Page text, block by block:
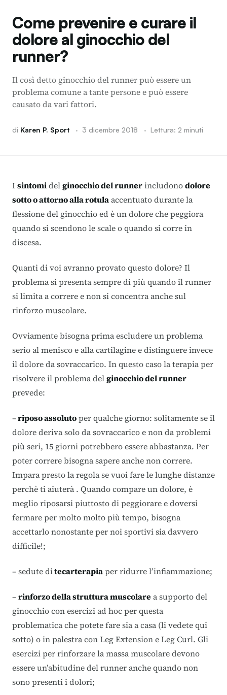
Come prevenire e curare il
dolore al ginocchio del
runner?
Il così detto ginocchio del runner può essere un
problema comune a tante persone e può essere
causato da vari fattori.
di Karen P. Sport · 3 dicembre 2018 · Lettura: 2 minuti
Isintomidelginocchio del runnerincludonodolore
sotto o attorno alla rotulaaccentuato durante la
flessione del ginocchio ed è un dolore che peggiora
quando si scendono le scale o quando si corre in
discesa.
Quanti di voi avranno provato questo dolore? Il
problema si presenta sempre di più quando il runner
si limita a correre e non si concentra anche sul
rinforzo muscolare.
Ovviamente bisogna prima escludere un problema
serio al menisco e alla cartilagine e distinguere invece
il dolore da sovraccarico. In questo caso la terapia per
risolvere il problema delginocchio del runner
prevede:
–riposo assolutoper qualche giorno: solitamente se il
dolore deriva solo da sovraccarico e non da problemi
più seri, 15 giorni potrebbero essere abbastanza. Per
poter correre bisogna sapere anche non correre.
Impara presto la regola se vuoi fare le lunghe distanze
perchè ti aiuterà . Quando compare un dolore, è
meglio riposarsi piuttosto di peggiorare e doversi
fermare per molto molto più tempo, bisogna
accettarlo nonostante per noi sportivi sia davvero
difficile!;
– sedute ditecarterapiaper ridurre l’infiammazione;
–rinforzo della struttura muscolarea supporto del
ginocchio con esercizi ad hoc per questa
problematica che potete fare sia a casa (li vedete qui
sotto) o in palestra con Leg Extension e Leg Curl. Gli
esercizi per rinforzare la massa muscolare devono
essere un’abitudine del runner anche quando non
sono presenti i dolori;